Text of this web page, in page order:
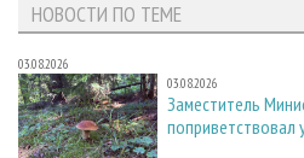
НОВОСТИ ПО ТЕМЕ
03.08.2026
03.08.2026
Заместитель
поприветствовал